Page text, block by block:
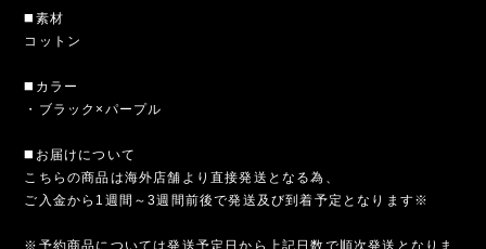
◼️素材
コットン
◼️カラー
・ブラック×パープル
◼️お届けについて
こちらの商品は海外店舗より直接発送となる為、
ご入金から1週間～3週間前後で発送及び到着予定となります※
※予約商品については発送予定日から上記日数で順次発送となりま